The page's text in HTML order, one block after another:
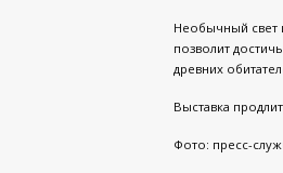
Необычный свет
позволит
древних
Выставка
Фото: пресс-